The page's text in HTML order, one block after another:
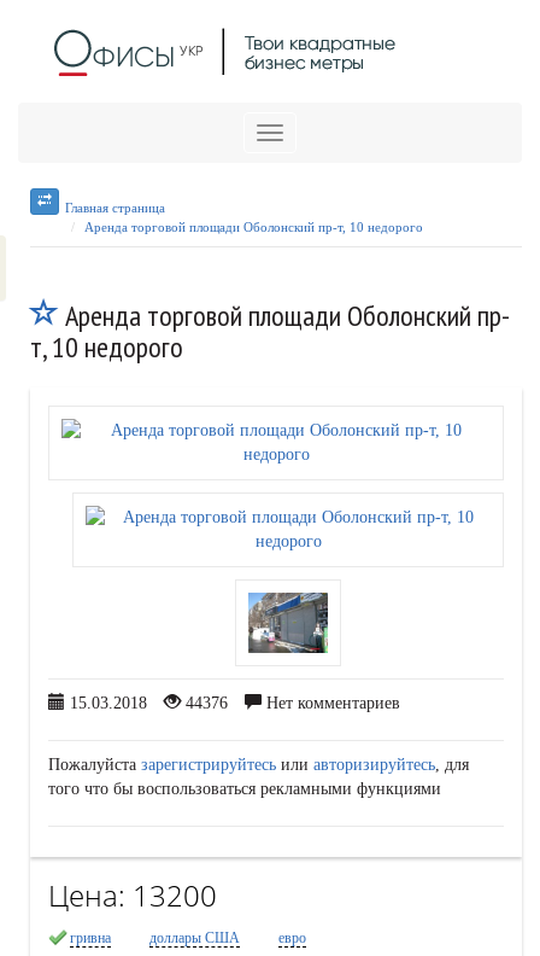
Меню
Главная страница
Аренда торговой площади Оболонский пр-т, 10 недорого
Аренда торговой площади Оболонский пр-
т, 10 недорого
15.03.2018 44376 Нет комментариев
Пожалуйста зарегистрируйтесь или авторизируйтесь, для
того что бы воспользоваться рекламными функциями
Цена: 13200
гривна доллары США евро